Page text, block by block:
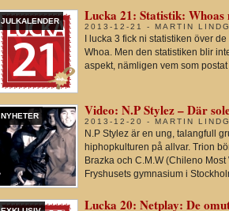
JULKALENDER Lucka 21: Statistik:
2013-12-21 - MARTIN
I lucka 3 fick ni statistiken över
Whoa. Men den statistiken blir
aspekt, nämligen vem som
NYHETER Video: N.P Stylez – Där
2013-12-20 - MARTIN
N.P Stylez är en ung, talangfull
hiphopkulturen på allvar. Trion
Brazka och C.M.W (Chileno
Fryshusets gymnasium i
Lucka 20: Netplay: De